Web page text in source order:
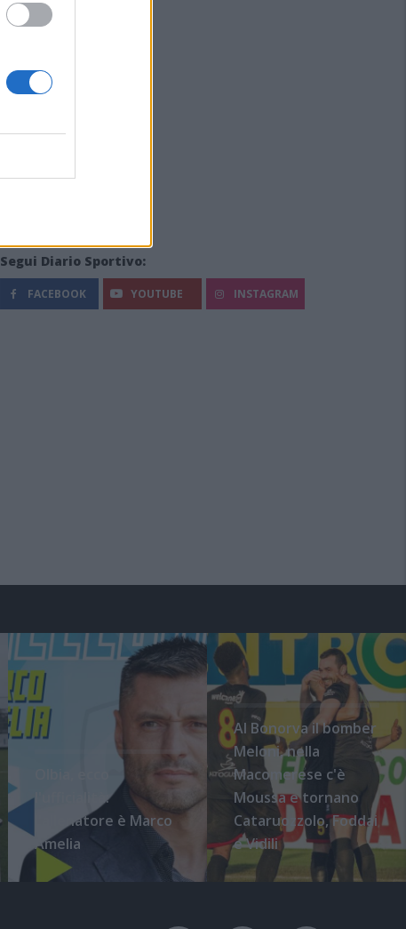
Segui Diario Sportivo:
FACEBOOK YOUTUBE INSTAGRAM
l'ufficialità:
l'allenatore è Marco
Amelia
Al Bonorva il bomber
Meloni, nella
Macomerese c'è
Moussa e tornano
Cataruozzolo, Foddai
e Vidili